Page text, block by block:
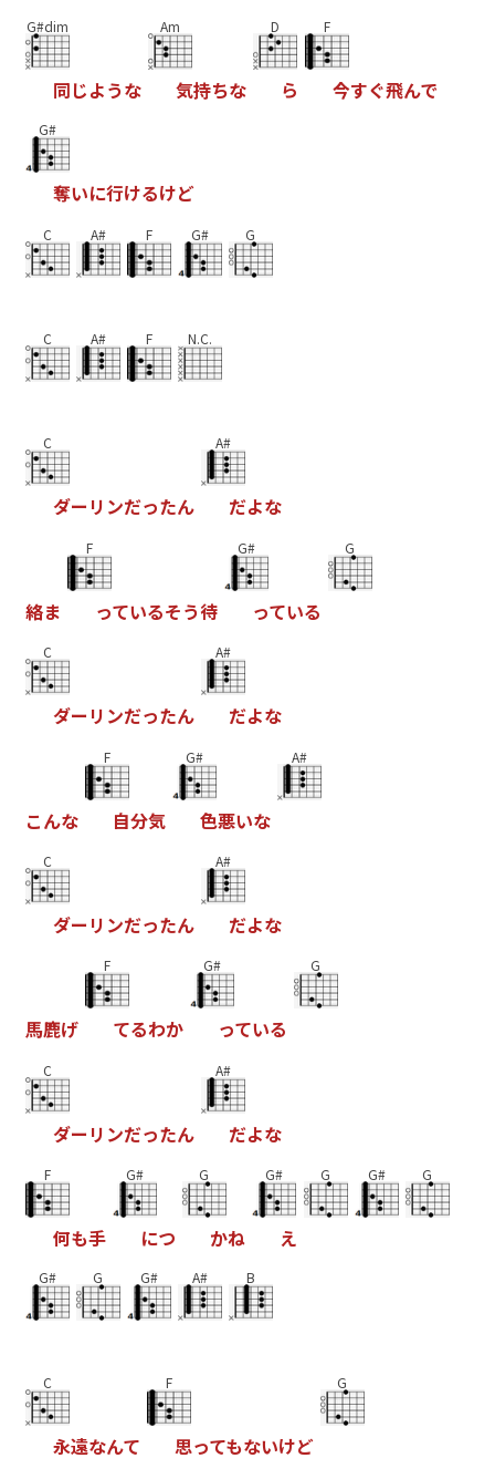
G#dim
同じような
Am
気持ちな
D
ら
F
今すぐ飛んで
G#
奪いに行けるけど
C A# F G# G
C A# F N.C.
C
ダー リ ンだったん
A#
だよな
絡ま
F
っているそう待
G#
っている
G
C
ダー リ ンだったん
A#
だよな
こんな
F
自分気
G#
色悪いな
A#
C
ダー リ ンだったん
A#
だよな
馬鹿げ
F
てるわか
G#
っている
G
C
ダー リ ンだったん
A#
だよな
F
何も手
G#
につ
G
かね
G#
え
G G# G
G# G G# A# B
C
永遠なんて
F
思ってもないけど
G